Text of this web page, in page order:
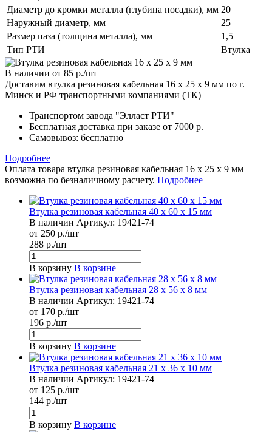
Диаметр до кромки металла (глубина посадки), мм 20
Наружный диаметр, мм
25
Размер паза (толщина металла), мм
1,5
Тип РТИ
Втулка
В наличии от 85 р./шт
Доставим втулка резиновая кабельная 16 x 25 x 9 мм по г.
Минск и РФ транспортными компаниями (ТК)
Транспортом завода "Элласт РТИ"
Бесплатная доставка при заказе от 7000 р.
Самовывоз: бесплатно
Подробнее
Оплата товара втулка резиновая кабельная 16 x 25 x 9 мм
возможна по безналичному расчету. Подробнее
Втулка резиновая кабельная 40 x 60 x 15 мм
В наличии Артикул: 19421-74
от 250 р./шт
288 р./шт
В корзину В корзине
Втулка резиновая кабельная 28 x 56 x 8 мм
В наличии Артикул: 19421-74
от 170 р./шт
196 р./шт
В корзину В корзине
Втулка резиновая кабельная 21 x 36 x 10 мм
В наличии Артикул: 19421-74
от 125 р./шт
144 р./шт
В корзину В корзине